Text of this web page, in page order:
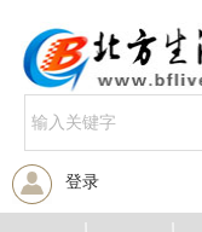
登录